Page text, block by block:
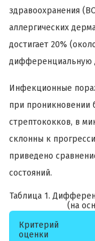
здравоохранения
аллергических
достигает 20%
дифференциальную
Инфекционные
при проникновении
стрептококков, в
склонны к
приведено
состояний.
Таблица 1.
(на
Критерий
оценки